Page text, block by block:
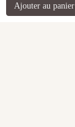
Ajouter au panier